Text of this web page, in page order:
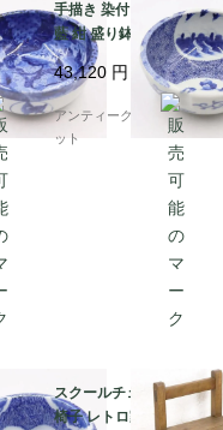
須
ア
製
植
ロ
手描き 染付 中鉢 呉須
藍 紺 盛り鉢 飾り鉢 ア
ンティーク 骨董 日本製
伊万里（窓絵草花・み
じん唐草）
43,120 円
アンティークブルーパロ
ット
須
ア
スクールチェア 学校の
椅子 レトロ家具 教室